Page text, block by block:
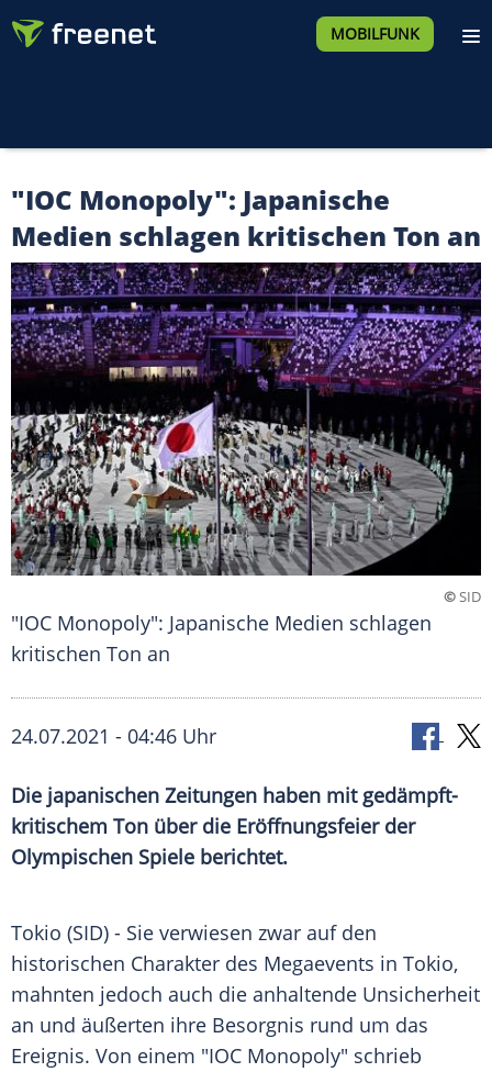
MOBILFUNK
"IOC Monopoly": Japanische
Medien schlagen kritischen Ton an
©SID
"IOC Monopoly": Japanische Medien schlagen
kritischen Ton an
24.07.2021 - 04:46 Uhr
Die japanischen Zeitungen haben mit gedämpft-
kritischem Ton über die Eröffnungsfeier der
Olympischen Spiele berichtet.
Tokio (SID) - Sie verwiesen zwar auf den
historischen Charakter des Megaevents in Tokio,
mahnten jedoch auch die anhaltende Unsicherheit
an und äußerten ihre Besorgnis rund um das
Ereignis. Von einem "IOC Monopoly" schrieb